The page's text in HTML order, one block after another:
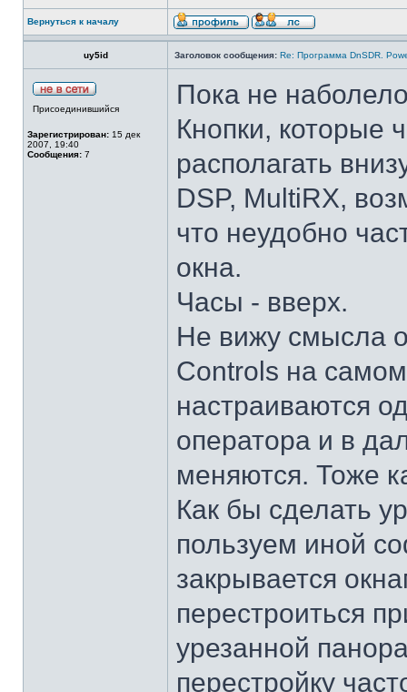
Вернуться к началу
uy5id Заголовок сообщения: Re: Программа DnSDR.
Присоединившийся
Зарегистрирован: 15 дек
2007, 19:40
Сообщения: 7
Пока не
Кнопки, которые
располагать
DSP, MultiRX,
что неудобно
окна.
Часы - вверх.
Не вижу смысла
Controls на
настраиваются
оператора и в
меняются. Тоже
Как бы сделать
пользуем иной
закрывается
перестроиться
урезанной
перестройку